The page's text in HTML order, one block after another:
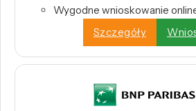
Wygodne wnioskowanie
Szczegóły